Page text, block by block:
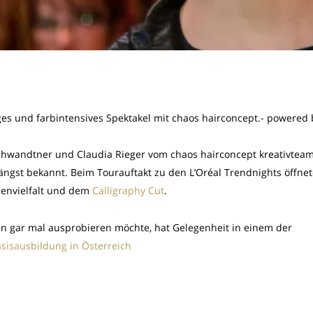
und farbintensives Spektakel mit chaos hairconcept.- powered
und Claudia Rieger vom chaos hairconcept
bekannt. Beim Tourauftakt zu den L’Oréal Trendnights
und dem Calligraphy Cut.
gar mal ausprobieren möchte, hat Gelegenheit in einem der
in Österreich